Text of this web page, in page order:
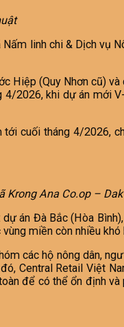
linh chi & Dịch vụ
Hiệp (Quy Nhơn cũ)
2026, khi dự án mới
cuối tháng 4/2026,
Krong Ana Co.op –
án Đà Bắc (Hòa
miền còn nhiều khó
các hộ nông dân,
Central Retail Việt
để có thể ổn định